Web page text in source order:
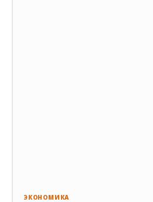
ЭКОНОМИКА